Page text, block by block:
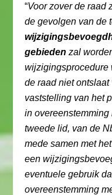
“Voor zover de raad
de gevolgen van de
gebieden zal
de raad niet
vaststelling van het
in
tweede lid, van de
mede samen met
een
eventuele gebruik
overeenstemming